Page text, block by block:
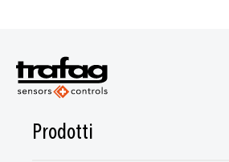
Prodotti